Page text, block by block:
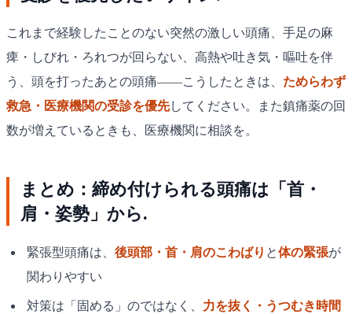
これまで経験したことのない突然の激しい頭痛、手足の麻
痺・しびれ・ろれつが回らない、高熱や吐き気・嘔吐を伴
う、頭を打ったあとの頭痛——こうしたときは、 ためらわず
救急・医療機関の受診を優先してください。また鎮痛薬の回
数が増えているときも、医療機関に相談を。
まとめ：締め付けられる頭痛は「首・
肩・姿勢」から.
緊張型頭痛は、 後頭部・首・肩のこわばり と体の緊張が
関わりやすい
対策は「固める」のではなく、 力を抜く・うつむき時間